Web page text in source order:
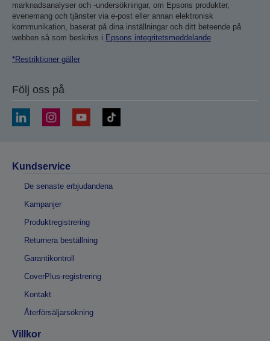
marknadsanalyser och -undersökningar, om Epsons produkter,
evenemang och tjänster via e-post eller annan elektronisk
kommunikation, baserat på dina inställningar och ditt beteende på
webben så som beskrivs i Epsons integritetsmeddelande
*Restriktioner gäller
Följ oss på
Kundservice
De senaste erbjudandena
Kampanjer
Produktregistrering
Returnera beställning
Garantikontroll
CoverPlus-registrering
Kontakt
Återförsäljarsökning
Villkor